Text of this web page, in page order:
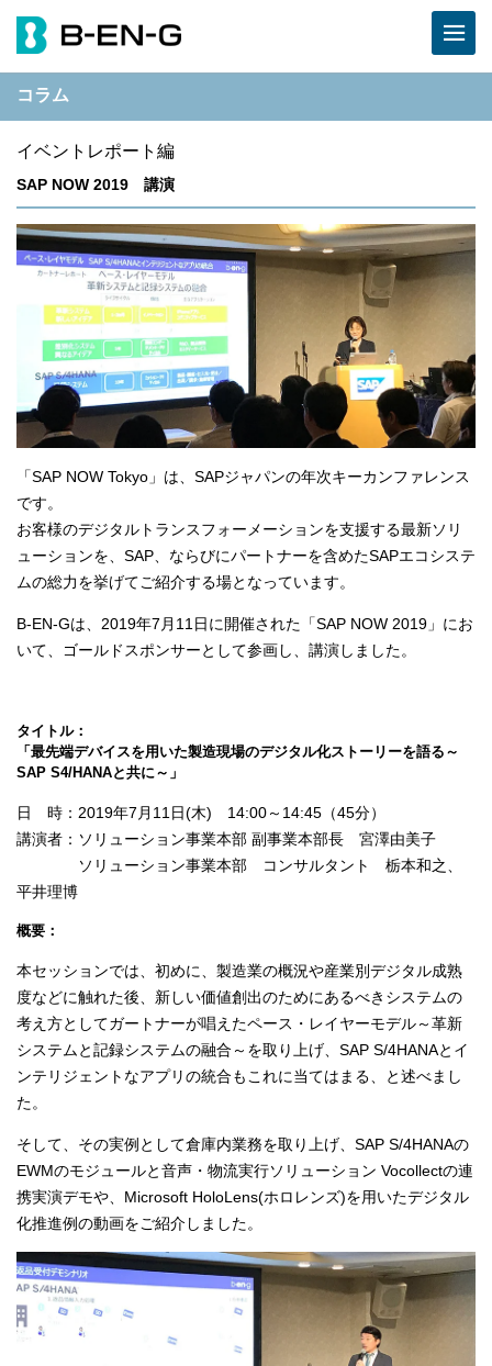
コラム
イベントレポート編
SAP NOW 2019 講演
「SAP NOW Tokyo」は、SAPジャパンの年次キーカンファレンス
です。
お客様のデジタルトランスフォーメーションを支援する最新ソリ
ューションを、SAP、ならびにパートナーを含めたSAPエコシステ
ムの総力を挙げてご紹介する場となっています。
B-EN-Gは、2019年7月11日に開催された「SAP NOW 2019」にお
いて、ゴールドスポンサーとして参画し、講演しました。
タイトル：
「 最先端デバイスを用いた製造現場のデジタル化ストーリーを語る～
SAP S4/HANAと共に～ 」
日 時：2019年7月11日(木) 14:00～14:45（45分）
講演者：ソリューション事業本部 副事業本部長 宮澤由美子
ソリューション事業本部 コンサルタント 栃本和之、
平井理博
概要：
本セッションでは、初めに、製造業の概況や産業別デジタル成熟
度などに触れた後、新しい価値創出のためにあるべきシステムの
考え方としてガートナーが唱えたペース・レイヤーモデル～革新
システムと記録システムの融合～を取り上げ、SAP S/4HANAとイ
ンテリジェントなアプリの統合もこれに当てはまる、と述べまし
た。
そして、その実例として倉庫内業務を取り上げ、SAP S/4HANAの
EWMのモジュールと音声・物流実行ソリューション Vocollectの連
携実演デモや、Microsoft HoloLens(ホロレンズ)を用いたデジタル
化推進例の動画をご紹介しました。